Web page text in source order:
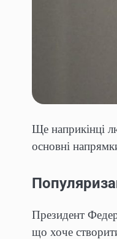
Ще наприкінці
основні
Президент
що хоче